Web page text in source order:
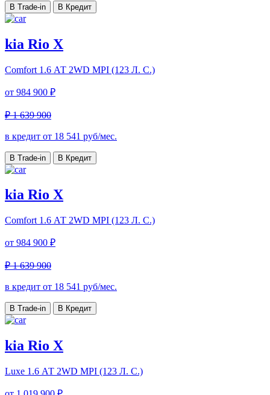
В Trade-in В Кредит
kia Rio X
Comfort 1.6 АТ 2WD MPI (123 Л. C.)
от 984 900 ₽
₽ 1 639 900
в кредит от 18 541 руб/мес.
В Trade-in В Кредит
kia Rio X
Comfort 1.6 АТ 2WD MPI (123 Л. C.)
от 984 900 ₽
₽ 1 639 900
в кредит от 18 541 руб/мес.
В Trade-in В Кредит
kia Rio X
Luxe 1.6 АТ 2WD MPI (123 Л. C.)